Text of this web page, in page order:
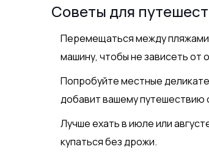
Советы для
Перемещаться между пляжами
машину, чтобы не зависеть от
Попробуйте местные
добавит вашему путешествию
Лучше ехать в июле или
купаться без дрожи.